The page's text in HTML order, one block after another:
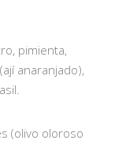
pimienta,
anaranjado),
(olivo oloroso